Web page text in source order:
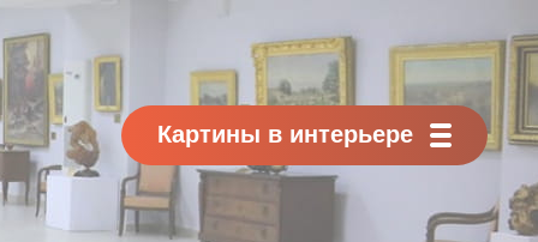
Картины в интерьере